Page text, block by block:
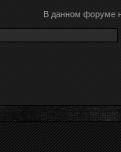
В данном форуме